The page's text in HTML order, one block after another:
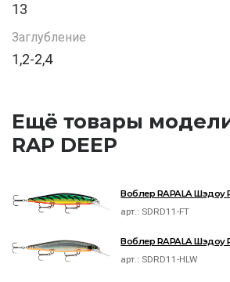
13
Заглубление
1,2-2,4
Ещё товары
RAP DEEP
Воблер RAPALA Шэдоу
арт.: SDRD11-FT
Воблер RAPALA Шэдоу
арт.: SDRD11-HLW